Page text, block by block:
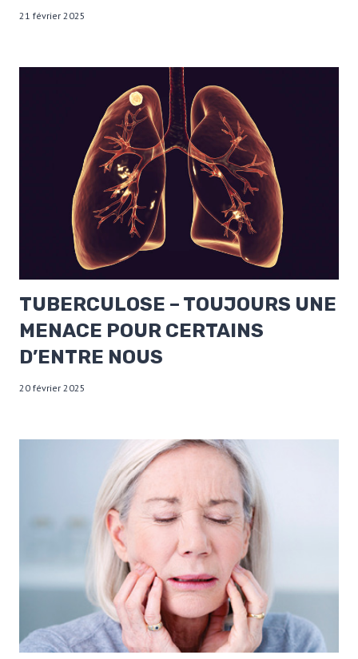
21 février 2025
TUBERCULOSE – TOUJOURS UNE
MENACE POUR CERTAINS
D’ENTRE NOUS
20 février 2025